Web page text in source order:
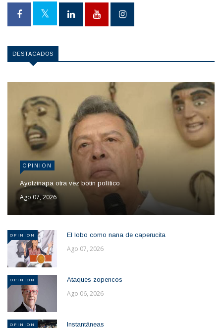
DESTACADOS
OPINION
Ayotzinapa otra vez botin político
Ago 07, 2026
OPINION El lobo como nana de caperucita
Ago 07, 2026
OPINION Ataques zopencos
Ago 06, 2026
OPINION Instantáneas